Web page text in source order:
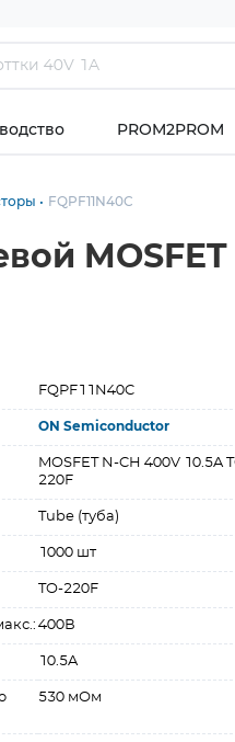
PROM2PROM
FQPF11N40C
FQPF11N40C
ON Semiconductor
MOSFET N-CH 400V 10.5A
220F
Tube (туба)
1000 шт
TO-220F
400В
10.5A
530 мОм